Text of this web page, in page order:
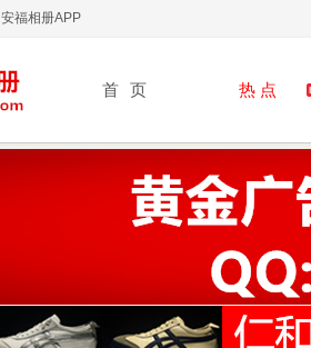
安福相册APP
首 页 热 点